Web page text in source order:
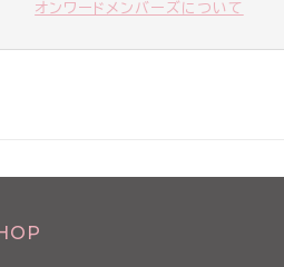
オンワードメンバーズについて